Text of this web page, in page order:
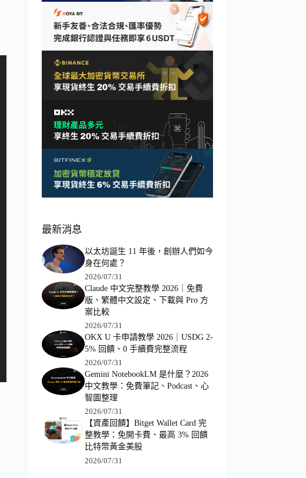
最新消息
以太坊誕生 11 年後，創辦人們如今
身在何處？
2026/07/31
Claude 中文完整教學 2026｜免費
版、繁體中文設定、下載與 Pro 方
案比較
2026/07/31
OKX U 卡申請教學 2026｜USDG 2-
5% 回饋、0 手續費完整流程
2026/07/31
Gemini NotebookLM 是什麼？2026
中文教學：免費筆記、Podcast、心
智圖整理
2026/07/31
【資產回饋】Bitget Wallet Card 完
整教學：免開卡費、最高 3% 回饋
比特幣黃金美股
2026/07/31